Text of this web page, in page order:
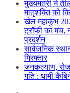
मुख्यमंत्री ने
मातृशक्ति को
खेल महाकुंभ
ट्रॉफी का मंच,
प्रदर्शन
सार्वजनिक
गिरफ्तार
जनकल्याण,
गति : धामी